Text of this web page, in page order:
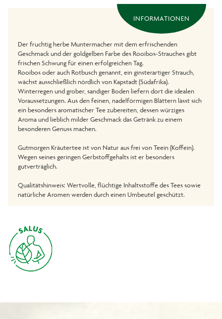
INFORMATIONEN
Der fruchtig herbe Muntermacher mit dem erfrischenden
Geschmack und der goldgelben Farbe des Rooibos-Strauches gibt
frischen Schwung für einen erfolgreichen Tag.
Rooibos oder auch Rotbusch genannt, ein ginsterartiger Strauch,
wächst ausschließlich nördlich von Kapstadt (Südafrika).
Winterregen und grober, sandiger Boden liefern dort die idealen
Voraussetzungen. Aus den feinen, nadelförmigen Blättern lässt sich
ein besonders aromatischer Tee zubereiten, dessen würziges
Aroma und lieblich milder Geschmack das Getränk zu einem
besonderen Genuss machen.
Gutmorgen Kräutertee ist von Natur aus frei von Teein (Koffein).
Wegen seines geringen Gerbstoffgehalts ist er besonders
gutverträglich.
Qualitätshinweis: Wertvolle, flüchtige Inhaltsstoffe des Tees sowie
natürliche Aromen werden durch einen Umbeutel geschützt.